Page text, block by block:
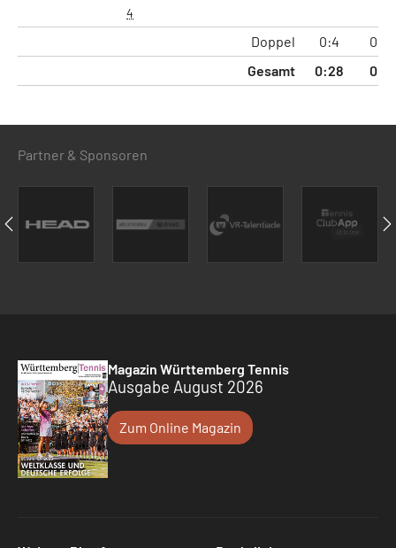
4
Doppel 0:4
0:2
Gesamt
0:28 0:6
Partner & Sponsoren
Magazin Württemberg Tennis
Ausgabe August 2026
Zum Online Magazin